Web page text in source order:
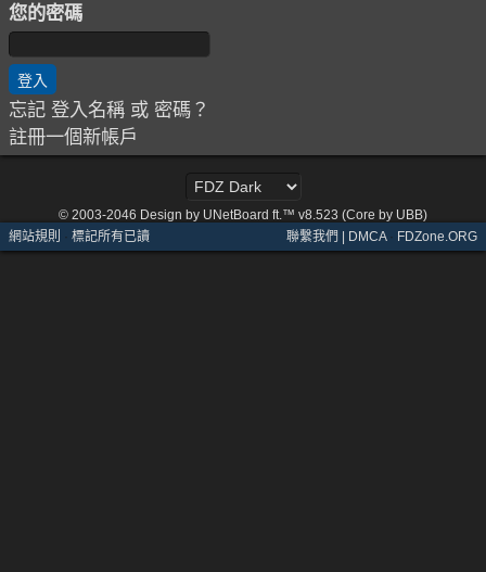
您的密碼
忘記 登入名稱 或 密碼？
註冊一個新帳戶
© 2003-2046 Design by UNetBoard ft.™ v8.523 (Core by UBB)
網站規則 · 標記所有已讀 聯繫我們 | DMCA· FDZone.ORG